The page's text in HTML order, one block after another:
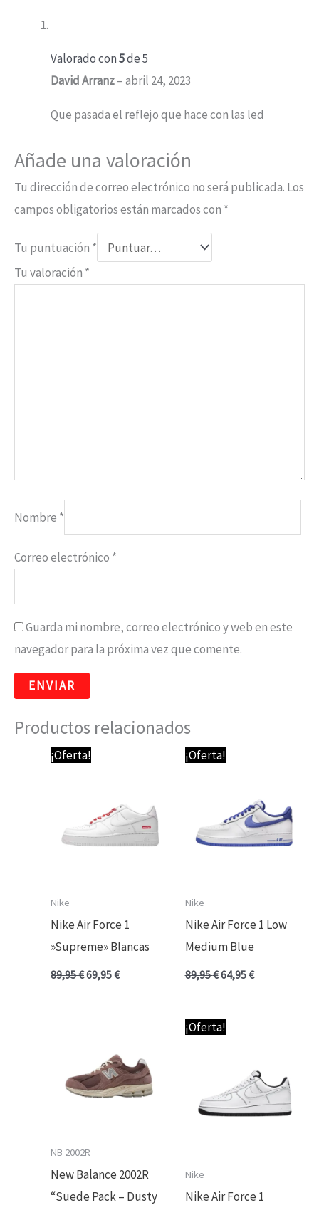
Valorado con5de 5
David Arranz–abril 24, 2023
Que pasada el reflejo que hace con las led
Añade una valoración
Tu dirección de correo electrónico no será publicada. Los
campos obligatorios están marcados con *
Tu puntuación *
Tu valoración *
Nombre *
Correo electrónico *
Guarda mi nombre, correo electrónico y web en este
navegador para la próxima vez que comente.
Productos relacionados
¡Oferta!
Nike
Nike Air Force 1
»Supreme» Blancas
89,95€
El
precio
89,95 €.
69,95€
69,95 €.
¡Oferta!
Nike
Nike Air Force 1 Low
Medium Blue
89,95€
El
precio
89,95 €.
64,95€
64,95 €.
NB 2002R
New Balance 2002R
“Suede Pack – Dusty
¡Oferta!
Nike
Nike Air Force 1
El
precio
89,95 €.69,95 €.